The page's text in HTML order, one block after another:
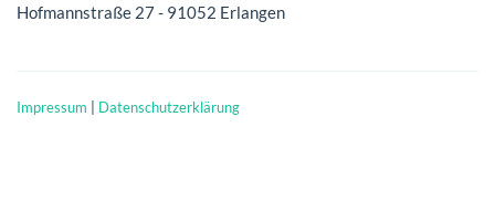
Hofmannstraße 27 - 91052 Erlangen
Impressum Datenschutzerklärung